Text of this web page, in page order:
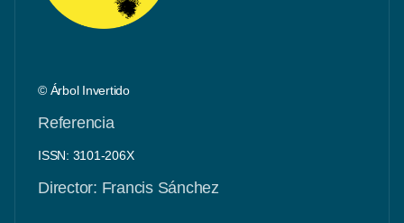
© Árbol Invertido
Referencia
ISSN: 3101-206X
Director: Francis Sánchez